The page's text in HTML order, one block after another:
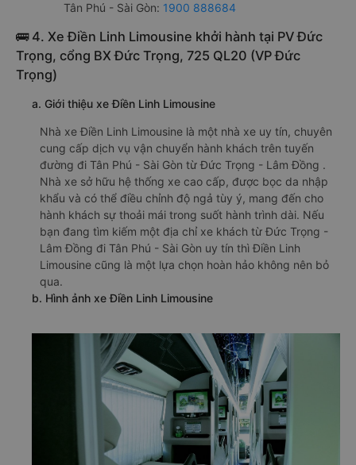
Tân Phú - Sài Gòn: 1900 888684
🚌 4. Xe Điền Linh Limousine khởi hành tại PV Đức
Trọng, cổng BX Đức Trọng, 725 QL20 (VP Đức
Trọng)
a. Giới thiệu xe Điền Linh Limousine
Nhà xe Điền Linh Limousine là một nhà xe uy tín, chuyên
cung cấp dịch vụ vận chuyển hành khách trên tuyến
đường đi Tân Phú - Sài Gòn từ Đức Trọng - Lâm Đồng .
Nhà xe sở hữu hệ thống xe cao cấp, được bọc da nhập
khẩu và có thể điều chỉnh độ ngả tùy ý, mang đến cho
hành khách sự thoải mái trong suốt hành trình dài. Nếu
bạn đang tìm kiếm một địa chỉ xe khách từ Đức Trọng -
Lâm Đồng đi Tân Phú - Sài Gòn uy tín thì Điền Linh
Limousine cũng là một lựa chọn hoàn hảo không nên bỏ
qua.
b. Hình ảnh xe Điền Linh Limousine